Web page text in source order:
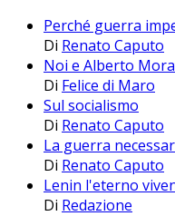
Perché guerra
Di Renato Caputo
Noi e Alberto
Di Felice di Maro
Sul socialismo
Di Renato Caputo
La guerra
Di Renato Caputo
Lenin l'eterno
Di Redazione